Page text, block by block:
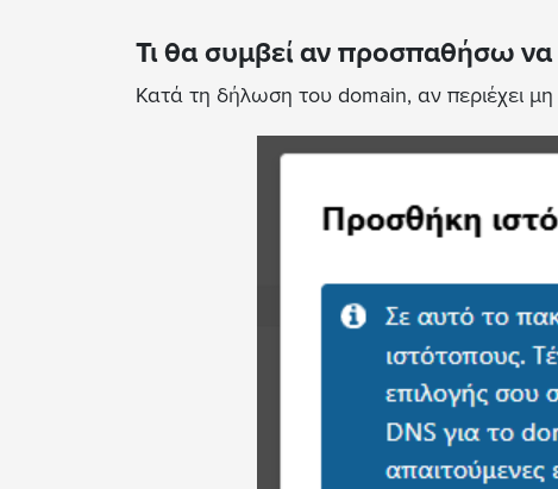
Τι θα συμβεί αν προσπαθήσω
Κατά τη δήλωση του domain, αν περιέχει